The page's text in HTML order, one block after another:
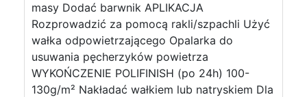
masy Dodać barwnik APLIKACJA
Rozprowadzić za pomocą rakli/szpachli Użyć
wałka odpowietrzającego Opalarka do
usuwania pęcherzyków powietrza
WYKOŃCZENIE POLIFINISH (po 24h) 100-
130g/m² Nakładać wałkiem lub natryskiem Dla